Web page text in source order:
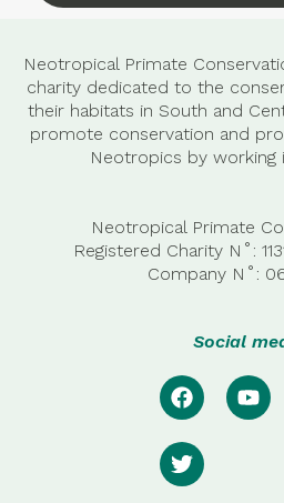
Neotropical Primate
charity dedicated to the
their habitats in South and
promote conservation and
Neotropics by working
Neotropical Primate
Registered Charity N˚:
Company N˚:
Social